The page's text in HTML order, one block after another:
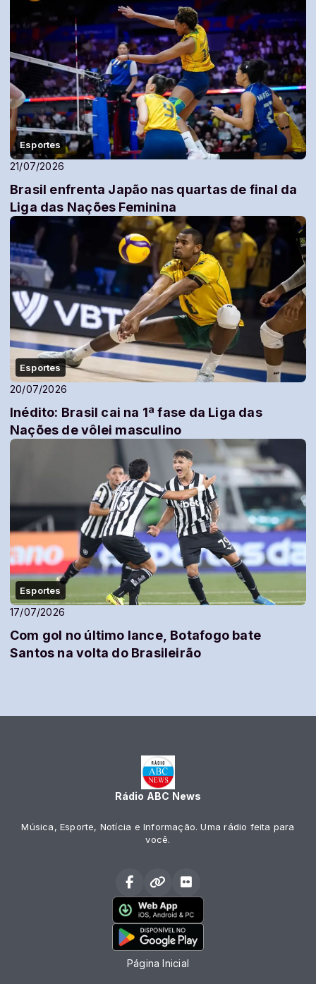
Esportes
21/07/2026
Brasil enfrenta Japão nas quartas de final da
Liga das Nações Feminina
Esportes
20/07/2026
Inédito: Brasil cai na 1ª fase da Liga das
Nações de vôlei masculino
Esportes
17/07/2026
Com gol no último lance, Botafogo bate
Santos na volta do Brasileirão
Rádio ABC News
Música, Esporte, Notícia e Informação. Uma rádio feita para
você.
Página Inicial